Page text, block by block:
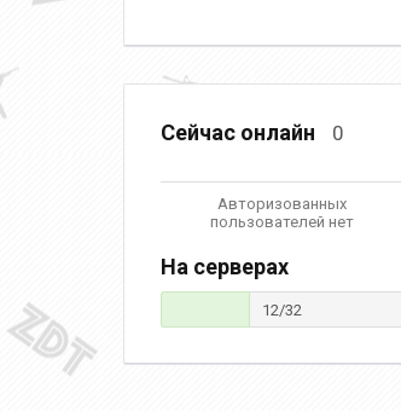
Сейчас онлайн 0
Авторизованных
пользователей нет
На серверах
12/32